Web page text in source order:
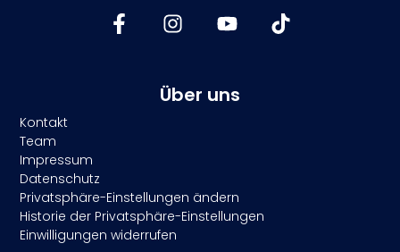
Über uns
Kontakt
Team
Impressum
Datenschutz
Privatsphäre-Einstellungen ändern
Historie der Privatsphäre-Einstellungen
Einwilligungen widerrufen